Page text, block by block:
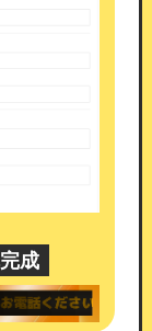
なすまで
、
始めること
成